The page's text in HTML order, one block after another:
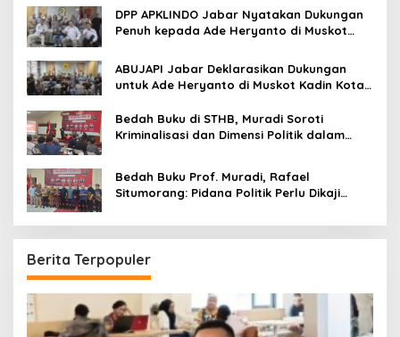
DPP APKLINDO Jabar Nyatakan Dukungan
Penuh kepada Ade Heryanto di Muskot
ABUJAPI Jabar Deklarasikan Dukungan
untuk Ade Heryanto di Muskot Kadin Kota
Bedah Buku di STHB, Muradi Soroti
Kriminalisasi dan Dimensi Politik dalam
Bedah Buku Prof. Muradi, Rafael
Situmorang: Pidana Politik Perlu Dikaji
Berita Terpopuler